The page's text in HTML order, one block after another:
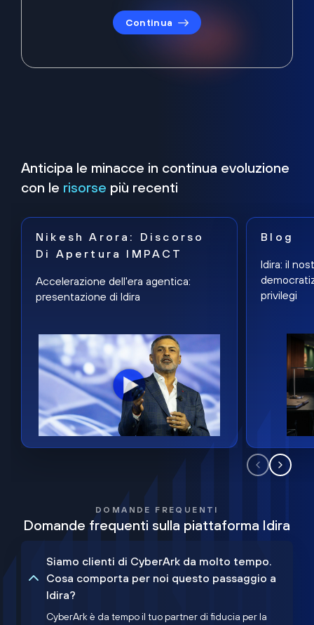
Continua
Anticipa le minacce in continua evoluzione
con le risorse più recenti
Nikesh Arora: Discorso
Di Apertura IMPACT
Accelerazione dell'era agentica:
presentazione di Idira
Blog
Idira: il
privilegi
DOMANDE FREQUENTI
Domande frequenti sulla piattaforma Idira
Siamo clienti di CyberArk da molto tempo.
Cosa comporta per noi questo passaggio a
Idira?
CyberArk è da tempo il tuo partner di fiducia per la